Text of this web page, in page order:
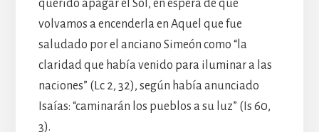
querido apagar el Sol, en espera de que
volvamos a encenderla en Aquel que fue
saludado por el anciano Simeón como “la
claridad que había venido para iluminar a las
naciones” (Lc 2, 32), según había anunciado
Isaías: “caminarán los pueblos a su luz” (Is 60,
3).